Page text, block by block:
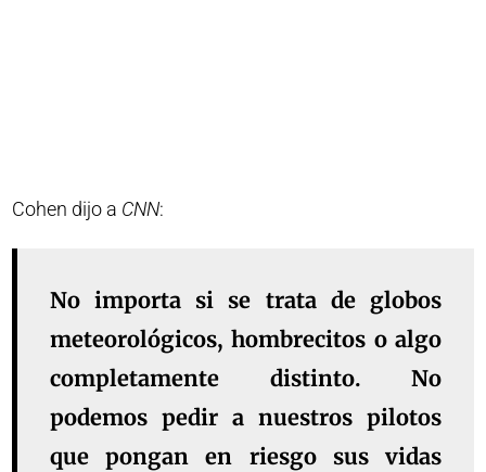
Cohen dijo a CNN:
No importa si se trata de globos
meteorológicos, hombrecitos o algo
completamente distinto. No
podemos pedir a nuestros pilotos
que pongan en riesgo sus vidas